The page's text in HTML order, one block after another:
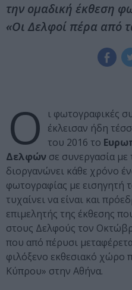
την ομαδική έκθεση
«Οι Δελφοί πέρα από
Ο
ι φωτογραφικές
έκλεισαν ήδη
του 2016 το
Δελφών σε συνεργασία με
διοργανώνει κάθε χρόνο
φωτογραφίας με εισηγητή
τυχαίνει να είναι και
επιμελητής της έκθεσης
στους Δελφούς τον
που από πέρυσι
φιλόξενο εκθεσιακό χώρο
Κύπρου» στην Αθήνα.